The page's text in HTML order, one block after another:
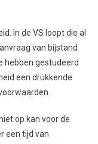
In de VS loopt die al
van bijstand
hebben gestudeerd
een drukkende
op kan voor de
een tijd van